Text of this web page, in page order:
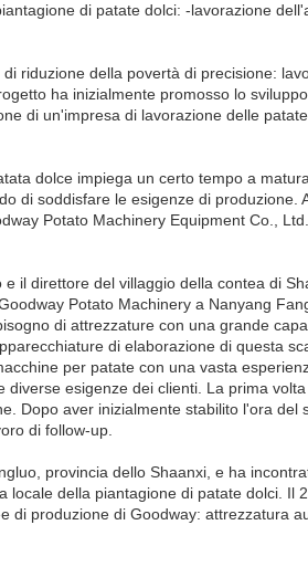
di patate dolci: -lavorazione
riduzione della povertà di precisione:
ha inizialmente promosso lo sviluppo
di un'impresa di lavorazione delle
dolce impiega un certo tempo a
di soddisfare le esigenze di produzione.
Potato Machinery Equipment Co., Ltd.
il direttore del villaggio della contea di
Potato Machinery a Nanyang
di attrezzature con una grande
di elaborazione di questa
per patate con una vasta
esigenze dei clienti. La prima
Dopo aver inizialmente stabilito l'ora del
di follow-up.
provincia dello Shaanxi, e ha
della piantagione di patate dolci. Il
di produzione di Goodway: attrezzatura